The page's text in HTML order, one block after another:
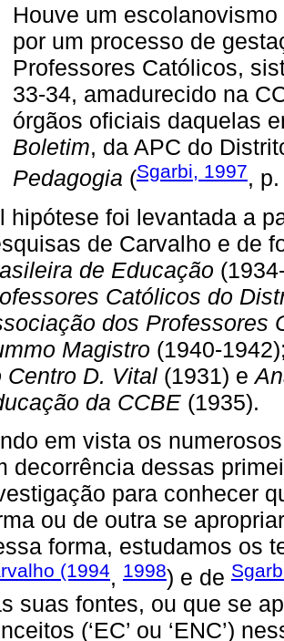
Houve um
por um processo de
Professores Católicos,
33-34, amadurecido na
órgãos oficiais daquelas
Boletim, da APC do
Pedagogia (Sgarbi, 1997,
hipótese foi levantada a
de Carvalho e de
de Educação
Católicos do
dos Professores
Magistro (1940-
Centro D. Vital (1931) e
da CCBE (1935).
em vista os
decorrência dessas
para conhecer
ou de outra se
forma, estudamos os
(1994, 1998) e de
suas fontes, ou que se
(‘EC’ ou ‘ENC’)